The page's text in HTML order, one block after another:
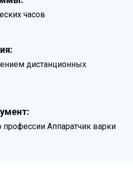
часов
дистанционных
профессии Аппаратчик варки